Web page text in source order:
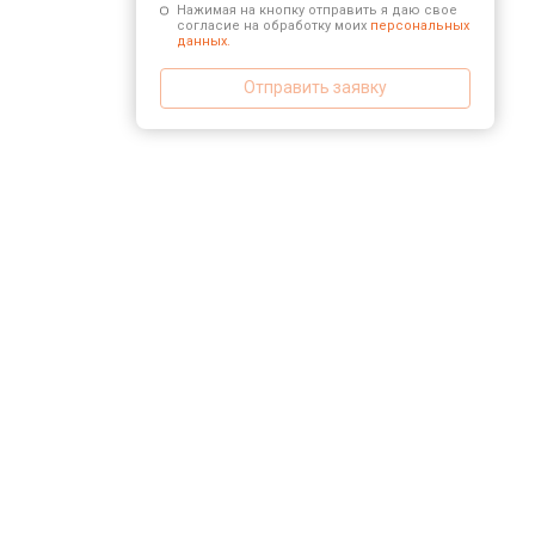
Нажимая на кнопку отправить я даю свое
согласие на обработку моих персональных
данных.
Отправить заявку